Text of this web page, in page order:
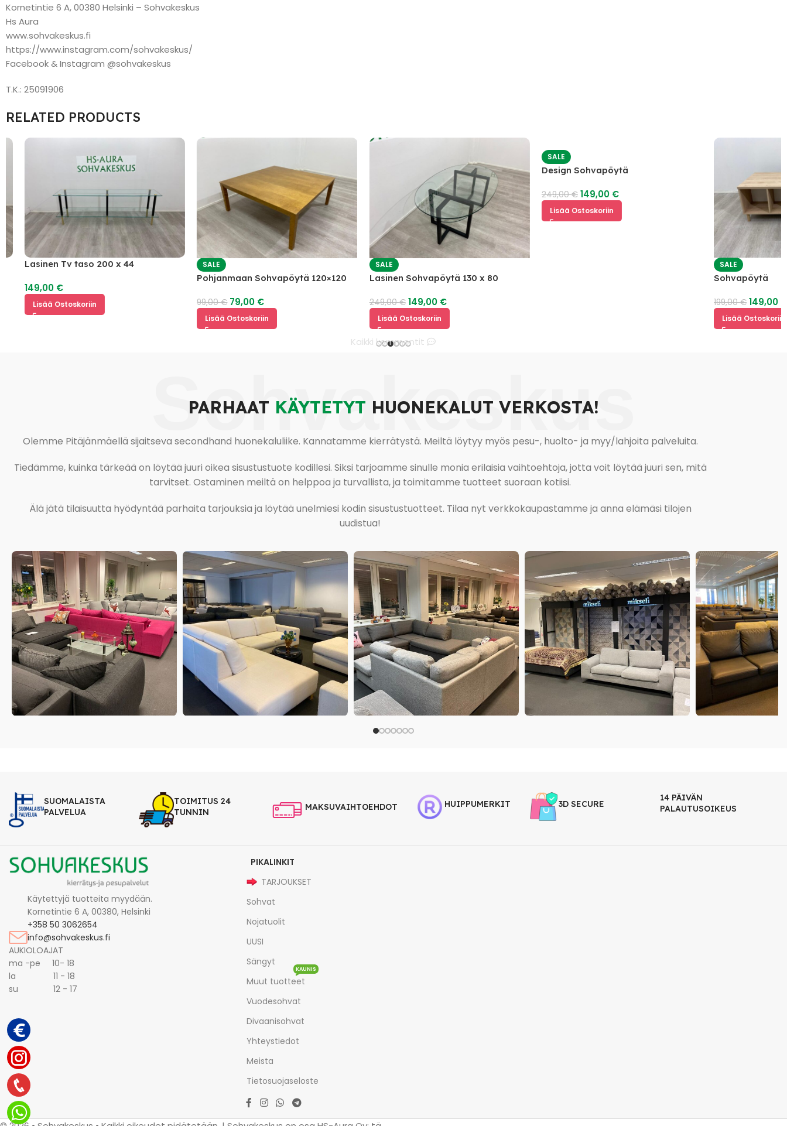
Kornetintie 6 A, 00380 Helsinki – Sohvakeskus
Hs Aura
www.sohvakeskus.fi
https://www.instagram.com/sohvakeskus/
Facebook & Instagram @sohvakeskus
T.K.: 25091906
RELATED PRODUCTS
Lasinen Tv taso 200 x 44
149,00€
Lisää Ostoskoriin
SALE
Pohjanmaan Sohvapöytä 120×120
99,00€ 79,00€
Lisää Ostoskoriin
SALE
Lasinen Sohvapöytä 130 x 80
249,00€ 149,00€
Lisää Ostoskoriin
SALE
Design Sohvapöytä
249,00€ 149,00€
Lisää Ostoskoriin
SALE
Sohvapöytä
199,00€ 149,00€
Lisää Ostoskoriin
Kaikki kommentit
Sohvakeskus
PARHAAT KÄYTETYT HUONEKALUT VERKOSTA!
Olemme Pitäjänmäellä sijaitseva secondhand huonekaluliike. Kannatamme kierrätystä. Meiltä löytyy myös pesu-, huolto- ja myy/lahjoita palveluita.
Tiedämme, kuinka tärkeää on löytää juuri oikea sisustustuote kodillesi. Siksi tarjoamme sinulle monia erilaisia vaihtoehtoja, jotta voit löytää juuri sen, mitä
tarvitset. Ostaminen meiltä on helppoa ja turvallista, ja toimitamme tuotteet suoraan kotiisi.
Älä jätä tilaisuutta hyödyntää parhaita tarjouksia ja löytää unelmiesi kodin sisustustuotteet. Tilaa nyt verkkokaupastamme ja anna elämäsi tilojen
uudistua!
SUOMALAISTA
PALVELUA
TOIMITUS 24
TUNNIN
MAKSUVAIHTOEHDOT HUIPPUMERKIT 3D SECURE
14 PÄIVÄN
PALAUTUSOIKEUS
Käytettyjä tuotteita myydään.
Kornetintie 6 A, 00380, Helsinki
+358 50 3062654
info@sohvakeskus.fi
AUKIOLOAJAT
ma -pe 10- 18
la 11 - 18
su 12 - 17
PIKALINKIT
TARJOUKSET
Sohvat
Nojatuolit
UUSI
Sängyt
Muut tuotteet
KAUNIS
Vuodesohvat
Divaanisohvat
Yhteystiedot
Meista
Tietosuojaseloste